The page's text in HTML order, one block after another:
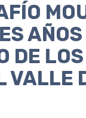
DE LOS
VALLE